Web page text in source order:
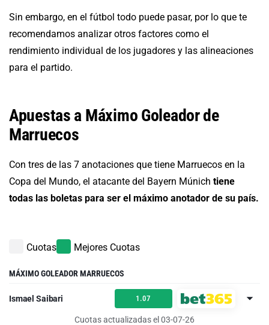
Sin embargo, en el fútbol todo puede pasar, por lo que te
recomendamos analizar otros factores como el
rendimiento individual de los jugadores y las alineaciones
para el partido.
Apuestas a Máximo Goleador de
Marruecos
Con tres de las 7 anotaciones que tiene Marruecos en la
Copa del Mundo, el atacante del Bayern Múnich tiene
todas las boletas para ser el máximo anotador de su país.
Cuotas Mejores Cuotas
MÁXIMO GOLEADOR MARRUECOS
Ismael Saibari 1.07
Cuotas actualizadas el 03-07-26